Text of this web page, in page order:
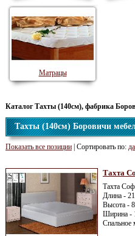
Матрацы
Каталог Тахты (140см), фабрика
Тахты (140см) Боровичи
Показать все позиции | Сортировать по:
Тахта
Тахта
Длина -
Высота -
Ширина -
Спальное